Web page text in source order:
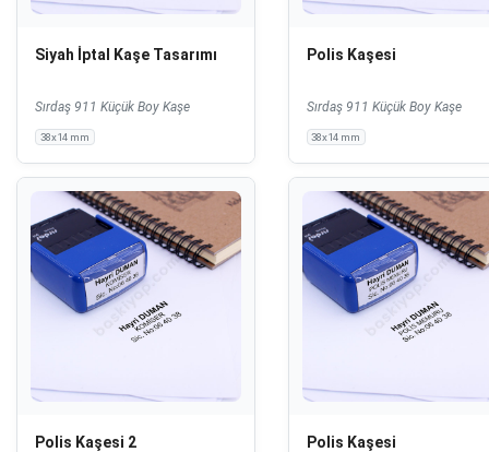
Siyah İptal Kaşe Tasarımı
Sırdaş 911 Küçük Boy Kaşe
38x14 mm
Polis Kaşesi
Sırdaş 911 Küçük Boy Kaşe
38x14 mm
Polis Kaşesi 2 Polis Kaşesi